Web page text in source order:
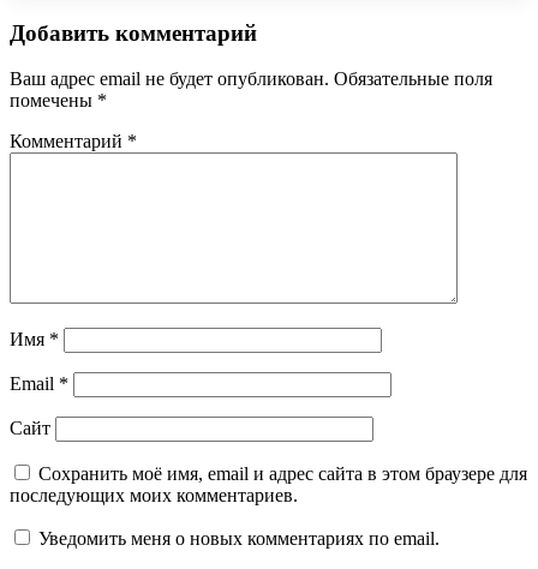
Добавить комментарий
Ваш адрес email не будет опубликован. Обязательные поля
помечены *
Комментарий *
Имя *
Email *
Сайт
Сохранить моё имя, email и адрес сайта в этом браузере для
последующих моих комментариев.
Уведомить меня о новых комментариях по email.